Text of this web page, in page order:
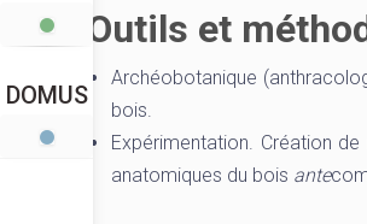
DOMUS
Outils et
Archéobotanique
bois.
Expérimentation. Création
anatomiques du bois ante